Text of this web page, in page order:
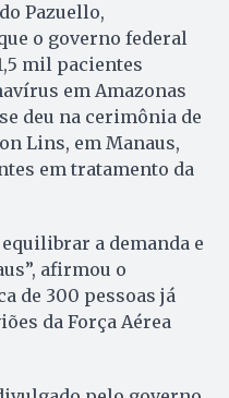
Pazuello,
o governo federal
mil pacientes
em Amazonas
deu na cerimônia de
Lins, em Manaus,
em tratamento da
a demanda e
afirmou o
de 300 pessoas já
da Força Aérea